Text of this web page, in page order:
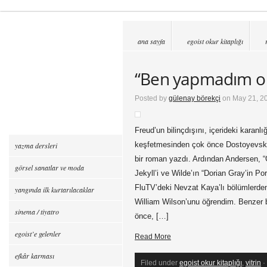
ana sayfa egoist okur kitaplığı
“Ben yapmadım
Posted by gülenay börekçi on May 21,
Freud’un bilinçdışını, içerideki
keşfetmesinden çok önce
bir roman yazdı. Ardından Andersen,
Jekyll’i ve Wilde’ın “Dorian Gray’in
FluTV’deki Nevzat Kaya’lı
William Wilson’unu öğrendim.
önce, […]
Read More
Filed under egoist okur kitaplığı, vitrin
yazma dersleri
görsel sanatlar ve moda
yangında ilk kurtarılacaklar
sinema / tiyatro
egoist’e gelenler
efkâr karması